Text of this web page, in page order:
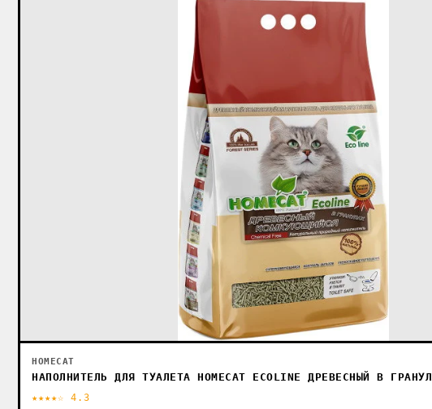
HOMECAT
НАПОЛНИТЕЛЬ ДЛЯ ТУАЛЕТА HOMECAT ECOLINE ДРЕВЕСНЫЙ В
★★★★☆ 4.3